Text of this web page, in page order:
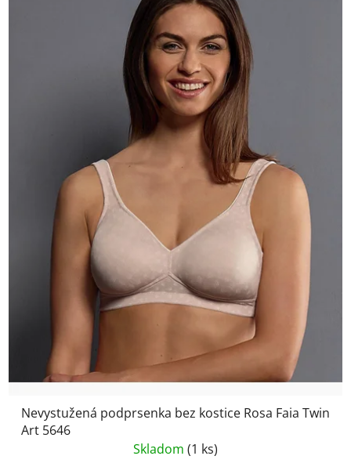
Nevystužená podprsenka bez kostice Rosa Faia Twin
Art 5646
Skladom (1 ks)